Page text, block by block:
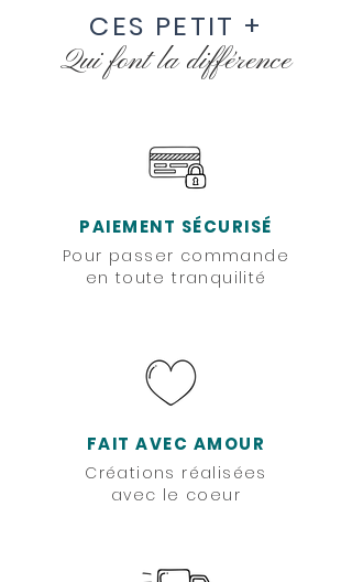
CES PETIT +
Qui font ladifférence
PAIEMENT SÉCURISÉ
Pour passer commande
en toute tranquilité
FAIT AVEC AMOUR
Créations réalisées
avec le coeur